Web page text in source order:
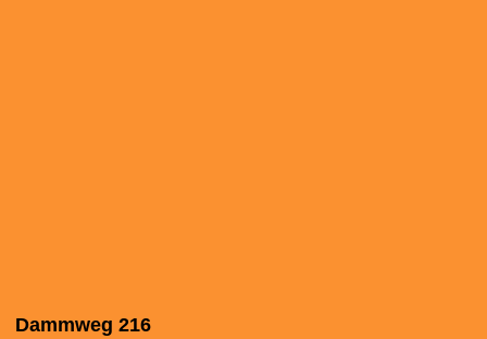
Dammweg 216